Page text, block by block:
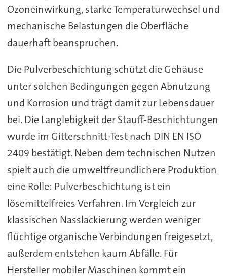
Ozoneinwirkung, starke Temperaturwechsel und
mechanische Belastungen die Oberfläche
dauerhaft beanspruchen.
Die Pulverbeschichtung schützt die Gehäuse
unter solchen Bedingungen gegen Abnutzung
und Korrosion und trägt damit zur Lebensdauer
bei. Die Langlebigkeit der Stauff-Beschichtungen
wurde im Gitterschnitt-Test nach DIN EN ISO
2409 bestätigt. Neben dem technischen Nutzen
spielt auch die umweltfreundlichere Produktion
eine Rolle: Pulverbeschichtung ist ein
lösemittelfreies Verfahren. Im Vergleich zur
klassischen Nasslackierung werden weniger
flüchtige organische Verbindungen freigesetzt,
außerdem entstehen kaum Abfälle. Für
Hersteller mobiler Maschinen kommt ein